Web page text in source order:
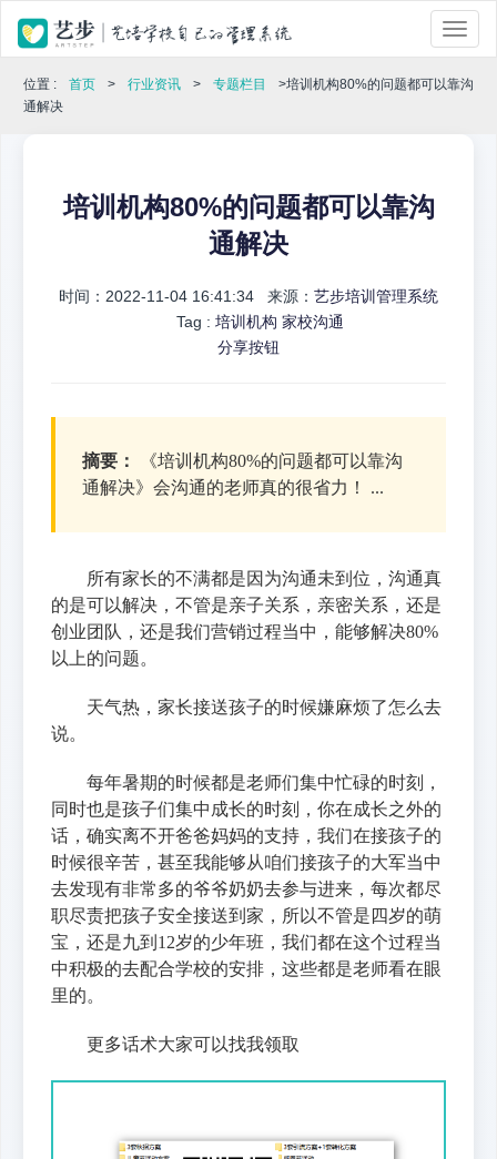
位置 : 首页 > 行业资讯 > 专题栏目
>培训机构80%的问题都可以靠沟
通解决
培训机构80%的问题都可以靠沟
通解决
时间：2022-11-04 16:41:34 来源： 艺步培训管理系统
Tag : 培训机构 家校沟通
分享按钮
摘要：
《培训机构80%的问题都可以靠沟
通解决》会沟通的老师真的很省力！ ...
所有家长的不满都是因为沟通未到位，沟通真
的是可以解决，不管是亲子关系，亲密关系，还是
创业团队，还是我们营销过程当中，能够解决80%
以上的问题。
天气热，家长接送孩子的时候嫌麻烦了怎么去
说。
每年暑期的时候都是老师们集中忙碌的时刻，
同时也是孩子们集中成长的时刻，你在成长之外的
话，确实离不开爸爸妈妈的支持，我们在接孩子的
时候很辛苦，甚至我能够从咱们接孩子的大军当中
去发现有非常多的爷爷奶奶去参与进来，每次都尽
职尽责把孩子安全接送到家，所以不管是四岁的萌
宝，还是九到12岁的少年班，我们都在这个过程当
中积极的去配合学校的安排，这些都是老师看在眼
里的。
更多话术大家可以找我领取